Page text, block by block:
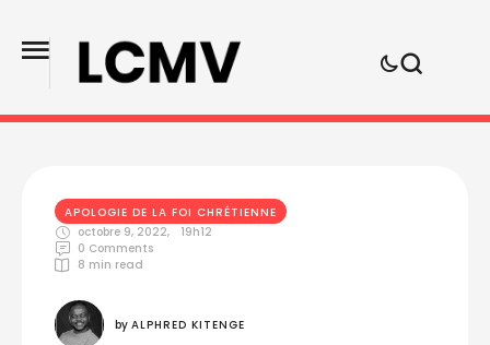
APOLOGIE DE LA FOI CHRÉTIENNE
octobre 9, 2022,
19h12
0 Comments
8 min read
by ALPHRED KITENGE